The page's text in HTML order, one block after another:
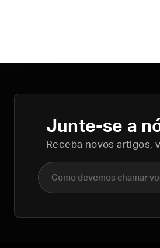
Junte-se a
Receba novos artigos,
Nome completo